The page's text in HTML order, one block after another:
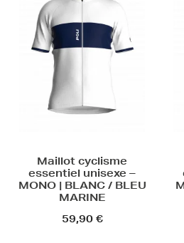
Maillot cyclisme
essentiel unisexe –
MONO | BLANC / BLEU
MARINE
59,90 €